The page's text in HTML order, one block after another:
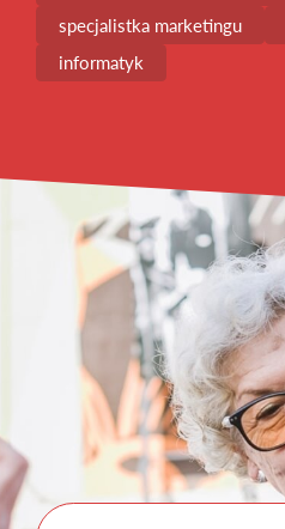
specjalistka marketingu
informatyk